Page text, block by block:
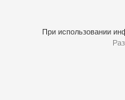
При использовании